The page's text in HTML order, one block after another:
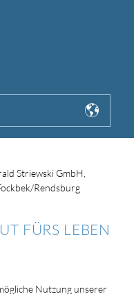
Striewski GmbH,
Rendsburg
FÜRS LEBEN
Nutzung unserer